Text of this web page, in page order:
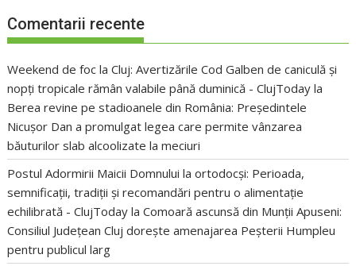
Comentarii recente
Weekend de foc la Cluj: Avertizările Cod Galben de caniculă și
nopți tropicale rămân valabile până duminică - ClujToday la
Berea revine pe stadioanele din România: Președintele
Nicușor Dan a promulgat legea care permite vânzarea
băuturilor slab alcoolizate la meciuri
Postul Adormirii Maicii Domnului la ortodocși: Perioada,
semnificații, tradiții și recomandări pentru o alimentație
echilibrată - ClujToday laComoară ascunsă din Munții Apuseni:
Consiliul Județean Cluj dorește amenajarea Peșterii Humpleu
pentru publicul larg